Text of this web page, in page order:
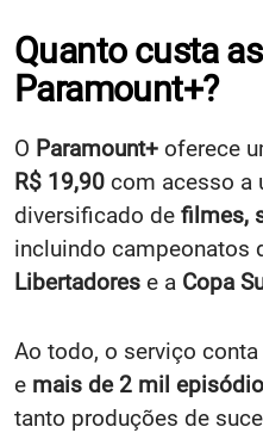
Quanto custa
Paramount+?
O Paramount+ oferece
R$ 19,90 com acesso a
diversificado de filmes,
incluindo campeonatos
Libertadores e a Copa
Ao todo, o serviço
e mais de 2 mil
tanto produções de